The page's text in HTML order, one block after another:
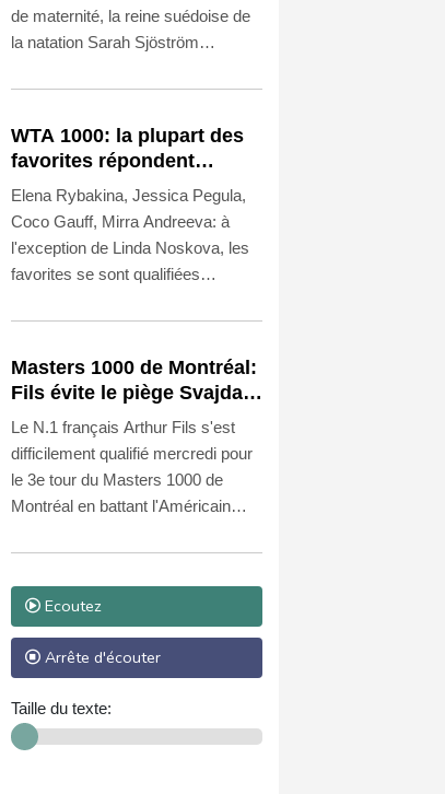
de maternité, la reine suédoise de
la natation Sarah Sjöström
le temps aux Championnats
viseur les JO de Los Angeles dans
deux ans.
WTA 1000: la plupart des
favorites répondent
présent au 2e tour
Elena Rybakina, Jessica Pegula,
Coco Gauff, Mirra Andreeva: à
l'exception de Linda Noskova, les
favorites se sont qualifiées
pour les seizièmes de finale du
Masters 1000 de Montréal:
Fils évite le piège Svajda,
Monfils fait ses adieux
Le N.1 français Arthur Fils s'est
difficilement qualifié mercredi pour
le 3e tour du Masters 1000 de
Montréal en battant l'Américain
tandis que Gaël Monfils a fait ses
adieux au tournoi canadien après
sa défaite contre Learner Tien.
Ecoutez
Arrête d'écouter
Taille du texte: